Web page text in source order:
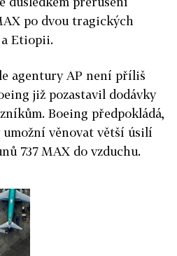
po dvou tragických
Etiopii.
agentury AP není příliš
již pozastavil dodávky
Boeing předpokládá,
umožní věnovat větší úsilí
737 MAX do vzduchu.